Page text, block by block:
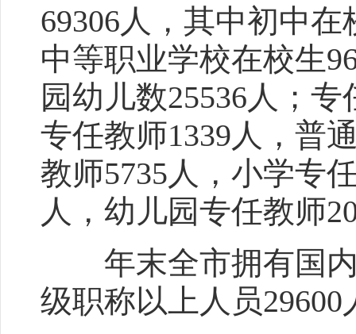
69306人，其中初中在
中等职业学校在校生
园幼儿数25536人；
专任教师1339人，普
教师5735人，小学专
人，幼儿园专任教师
年末全市拥有国内
级职称以上人员